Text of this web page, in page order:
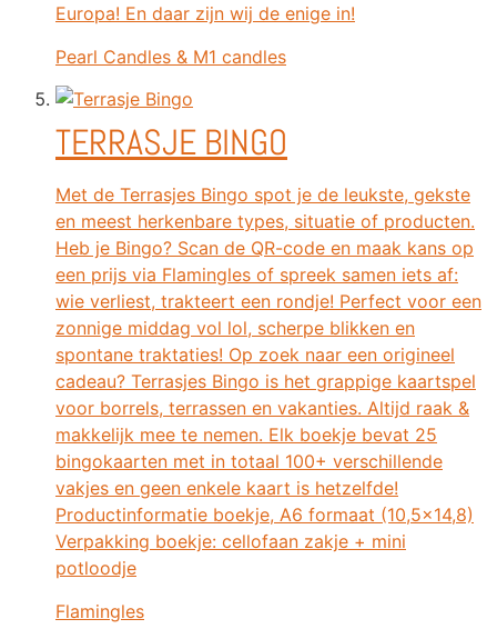
Europa! En daar zijn wij de enige in!
Pearl Candles & M1 candles
TERRASJE BINGO
Met de Terrasjes Bingo spot je de leukste, gekste
en meest herkenbare types, situatie of producten.
Heb je Bingo? Scan de QR-code en maak kans op
een prijs via Flamingles of spreek samen iets af:
wie verliest, trakteert een rondje! Perfect voor een
zonnige middag vol lol, scherpe blikken en
spontane traktaties! Op zoek naar een origineel
cadeau? Terrasjes Bingo is het grappige kaartspel
voor borrels, terrassen en vakanties. Altijd raak &
makkelijk mee te nemen. Elk boekje bevat 25
bingokaarten met in totaal 100+ verschillende
vakjes en geen enkele kaart is hetzelfde!
Productinformatie boekje, A6 formaat (10,5x14,8)
Verpakking boekje: cellofaan zakje + mini
potloodje
Flamingles